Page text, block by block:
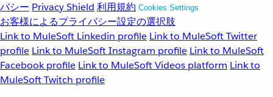
バシー Privacy Shield 利用規約 Cookies Settings
お客様によるプライバシー設定の選択肢
Link to MuleSoft Linkedin profile Link to MuleSoft Twitter
profile Link to MuleSoft Instagram profile Link to MuleSoft
Facebook profile Link to MuleSoft Videos platform Link to
MuleSoft Twitch profile